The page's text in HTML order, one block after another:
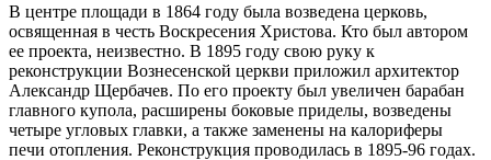
В центре площади в 1864 году была возведена церковь,
освященная в честь Воскресения Христова. Кто был автором
ее проекта, неизвестно. В 1895 году свою руку к
реконструкции Вознесенской церкви приложил архитектор
Александр Щербачев. По его проекту был увеличен барабан
главного купола, расширены боковые приделы, возведены
четыре угловых главки, а также заменены на калориферы
печи отопления. Реконструкция проводилась в 1895-96 годах.